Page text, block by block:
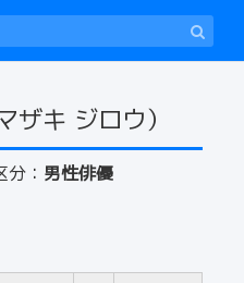
ザキ ジロウ）
： 男性俳優